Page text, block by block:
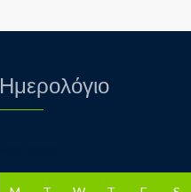
Ημερολόγιο